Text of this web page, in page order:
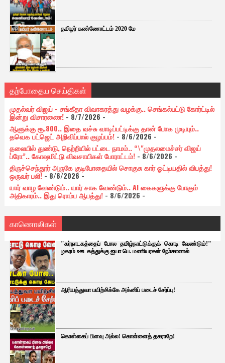
தமிழர் கண்ணோட்டம் 2020 மே
...
தற்போதைய செய்திகள்
முதல்வர் விஜய் - சங்கீதா விவாகரத்து வழக்கு.. செங்கல்பட்டு கோர்ட்டில்
இன்று விசாரணை!- 8/7/2026 -
ஆளுக்கு ரூ.800.. இதை வச்சு வாடிப்பட்டிக்கு தான் போக முடியும்..
தவெக பட்ஜெட் அறிவிப்பால் குழப்பம்!- 8/6/2026 -
தலையில் துண்டு, நெற்றியில் பட்டை நாமம்.. “\"முதலமைச்சர் விஜய்
ப்ரோ”.. கோஷமிட்டு விவசாயிகள் போராட்டம்!- 8/6/2026 -
திருச்செந்தூர் அருகே குடிபோதையில் சொகுசு கார் ஓட்டியதில் விபத்து!
ஒருவர் பலி!- 8/6/2026-
யார் வாழ வேண்டும்.. யார் சாக வேண்டும்.. AI கைகளுக்கு போகும்
அதிகாரம்.. இது ரொம்ப ஆபத்து!- 8/6/2026 -
காணொலிகள்
"கர்நாடகத்தைப் போல தமிழ்நாட்டுக்குக் கொடி வேண்டும்!"
ழகரம் ஊடகத்துக்கு ஐயா பெ. மணியரசன் நோ்காணல்
ஆரியத்துவா பயிற்சிக்கே அக்னிப் படைச் சேர்ப்பு!
கொள்கைப் பிளவு அல்ல! கொள்ளைத் தகராறே!